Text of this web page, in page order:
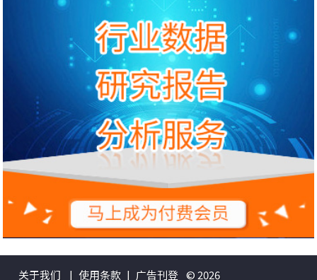
关于我们 | 使用条款 | 广告刊登 © 2026